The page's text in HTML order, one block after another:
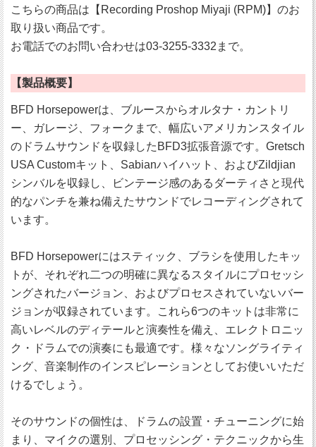
こちらの商品は【Recording Proshop Miyaji (RPM)】のお
取り扱い商品です。
お電話でのお問い合わせは03-3255-3332まで。
【製品概要】
BFD Horsepowerは、ブルースからオルタナ・カントリ
ー、ガレージ、フォークまで、幅広いアメリカンスタイル
のドラムサウンドを収録したBFD3拡張音源です。Gretsch
USA Customキット、Sabianハイハット、およびZildjian
シンバルを収録し、ビンテージ感のあるダーティさと現代
的なパンチを兼ね備えたサウンドでレコーディングされて
います。
BFD Horsepowerにはスティック、ブラシを使用したキッ
トが、それぞれ二つの明確に異なるスタイルにプロセッシ
ングされたバージョン、およびプロセスされていないバー
ジョンが収録されています。これら6つのキットは非常に
高いレベルのディテールと演奏性を備え、エレクトロニッ
ク・ドラムでの演奏にも最適です。様々なソングライティ
ング、音楽制作のインスピレーションとしてお使いいただ
けるでしょう。
そのサウンドの個性は、ドラムの設置・チューニングに始
まり、マイクの選別、プロセッシング・テクニックから生